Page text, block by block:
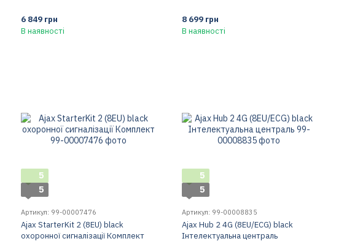
6 849 грн
В наявності
8 699 грн
В наявності
5
5
Артикул: 99-00007476
Ajax StarterKit 2 (8EU) black
охоронної сигналізації Комплект
5
5
Артикул: 99-00008835
Ajax Hub 2 4G (8EU/ECG) black
Інтелектуальна централь